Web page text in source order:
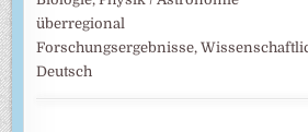
überregional
Forschungsergebnisse,
Deutsch